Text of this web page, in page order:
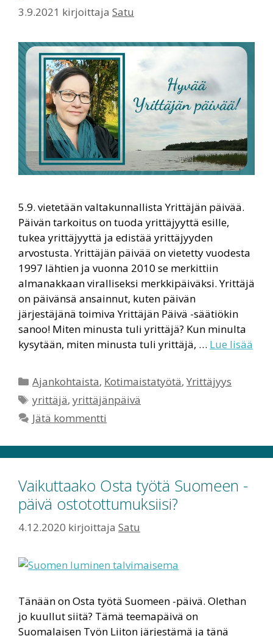
3.9.2021 kirjoittaja Satu
5.9. vietetään valtakunnallista Yrittäjän päivää.
Päivän tarkoitus on tuoda yrittäjyyttä esille,
tukea yrittäjyyttä ja edistää yrittäjyyden
arvostusta. Yrittäjän päivää on vietetty vuodesta
1997 lähtien ja vuonna 2010 se merkittiin
almanakkaan viralliseksi merkkipäiväksi. Yrittäjä
on päivänsä ansainnut, kuten päivän
järjestäjänä toimiva Yrittäjän Päivä -säätiökin
sanoo! Miten minusta tuli yrittäjä? Kun minulta
kysytään, miten minusta tuli yrittäjä, … Lue lisää
Kategoriat
Ajankohtaista, Kotimaistatyötä,Yrittäjyys
Avainsanat
yrittäjä,yrittäjänpäivä
Jätä kommentti
Vaikuttaako Osta työtä Suomeen -
päivä ostotottumuksiisi?
4.12.2020 kirjoittaja Satu
Tänään on Osta työtä Suomeen -päivä. Olethan
jo kuullut siitä? Tämä teemapäivä on
Suomalaisen Työn Liiton järjestämä ja tänä